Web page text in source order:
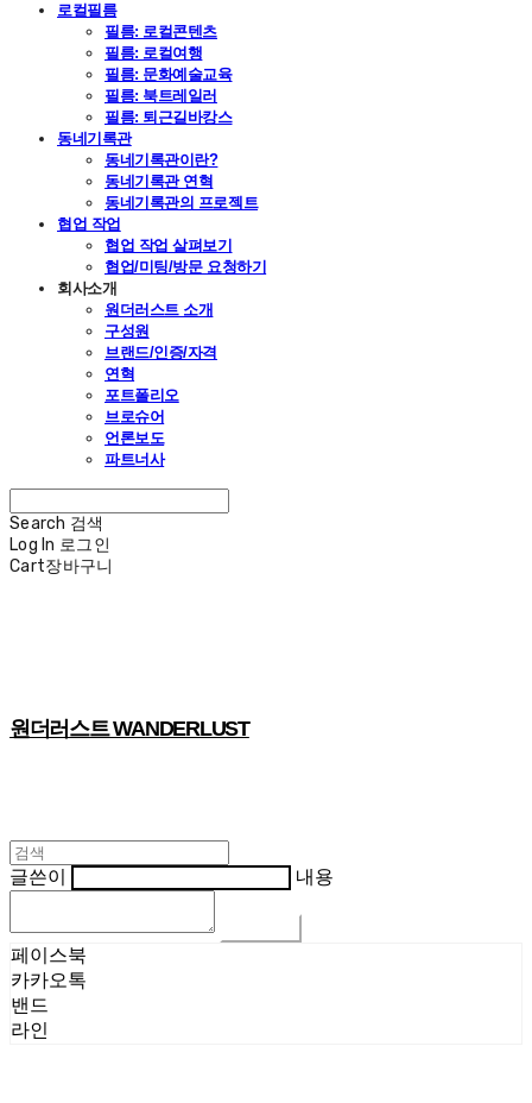
로컬필름
필름: 로컬콘텐츠
필름: 로컬여행
필름: 문화예술교육
필름: 북트레일러
필름: 퇴근길바캉스
동네기록관
동네기록관이란?
동네기록관 연혁
동네기록관의 프로젝트
협업 작업
협업 작업 살펴보기
협업/미팅/방문 요청하기
회사소개
원더러스트 소개
구성원
브랜드/인증/자격
연혁
포트폴리오
브로슈어
언론보도
파트너사
Search 검색
Log In 로그인
Cart장바구니
원더러스트 WANDERLUST
글쓴이 내용
페이스북
카카오톡
밴드
라인